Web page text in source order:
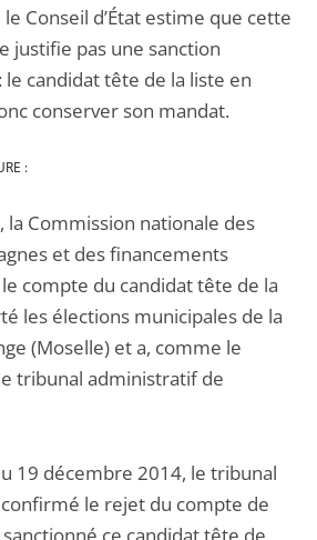
Conseil d’État estime que cette
justifie pas une sanction
le candidat tête de la liste en
conserver son mandat.
:
la Commission nationale des
et des financements
compte du candidat tête de la
les élections municipales de la
(Moselle) et a, comme le
tribunal administratif de
19 décembre 2014, le tribunal
le rejet du compte de